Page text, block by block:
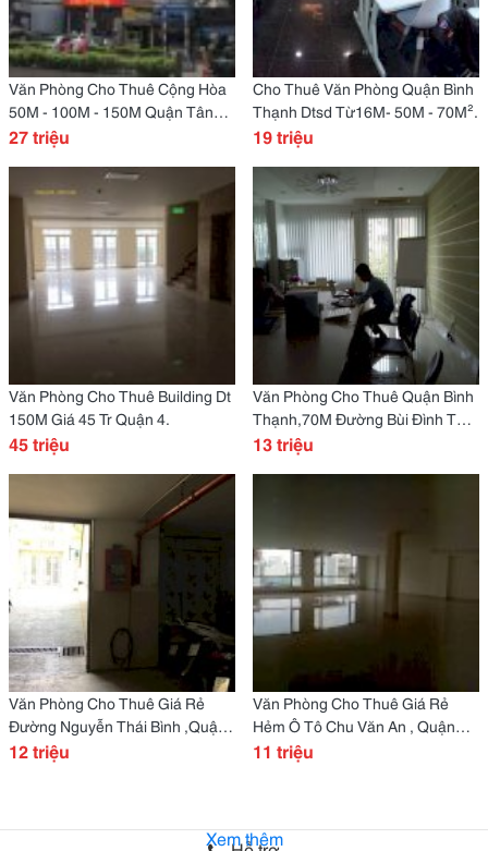
Văn Phòng Cho Thuê Cộng Hòa
50M - 100M - 150M Quận Tân
Bình.
27 triệu
Cho Thuê Văn Phòng Quận Bình
Thạnh Dtsd Từ16M- 50M - 70M².
19 triệu
Văn Phòng Cho Thuê Building Dt
150M Giá 45 Tr Quận 4.
45 triệu
Văn Phòng Cho Thuê Quận Bình
Thạnh,70M Đường Bùi Đình Túy,
Dt 30M - 60M -70M
13 triệu
Văn Phòng Cho Thuê Giá Rẻ
Đường Nguyễn Thái Bình ,Quận
Tân Bình. 20M - 40M
12 triệu
Văn Phòng Cho Thuê Giá Rẻ
Hẻm Ô Tô Chu Văn An , Quận
Bình Thạnh. 50M-60M-110M
11 triệu
Xem thêm